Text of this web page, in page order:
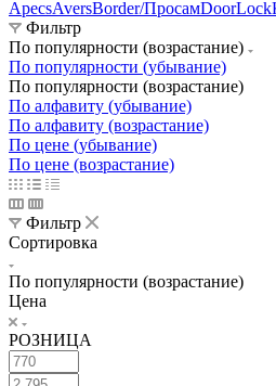
ApecsAversBorder/ПросамDoorLock
Фильтр
По популярности (возрастание)
По популярности (убывание)
По популярности (возрастание)
По алфавиту (убывание)
По алфавиту (возрастание)
По цене (убывание)
По цене (возрастание)
Фильтр
Сортировка
По популярности (возрастание)
Цена
РОЗНИЦА